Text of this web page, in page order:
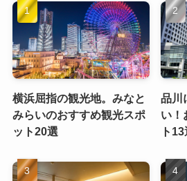
横浜屈指の観光地。みなと
みらいのおすすめ観光スポ
ット20選
品川
い！
ト